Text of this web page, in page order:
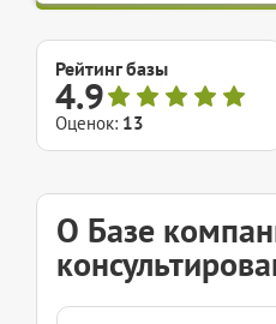
Рейтинг базы
4.9
Оценок: 13
О Базе